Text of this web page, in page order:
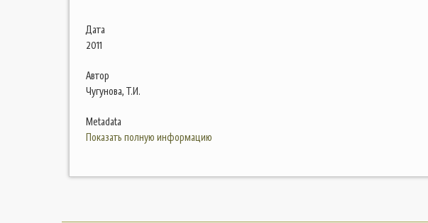
Дата
2011
Автор
Чугунова, Т.И.
Metadata
Показать полную информацию